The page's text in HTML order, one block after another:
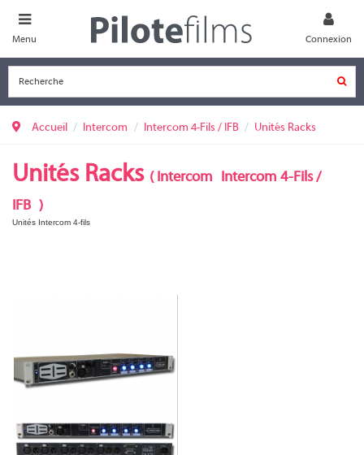
Menu Connexion
Accueil Intercom Intercom 4-Fils / IFB Unités Racks
Unités Racks ( Intercom
Intercom 4-Fils /
IFB )
Unités Intercom 4-fils
GS-FW024
4 fils